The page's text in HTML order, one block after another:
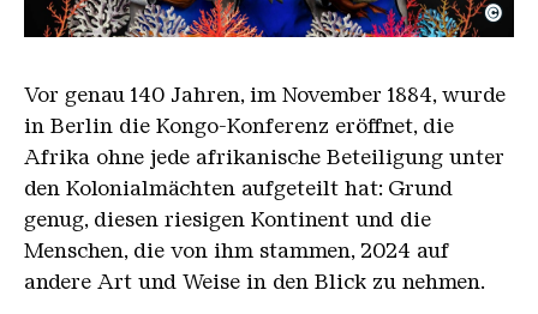
Diop Allegorie
Copyright: Omar Victor Diop, Courtesy Galerie
©
Vor genau 140 Jahren, im November 1884, wurde
in Berlin die Kongo-Konferenz eröffnet, die
Afrika ohne jede afrikanische Beteiligung unter
den Kolonialmächten aufgeteilt hat: Grund
genug, diesen riesigen Kontinent und die
Menschen, die von ihm stammen, 2024 auf
andere Art und Weise in den Blick zu nehmen.